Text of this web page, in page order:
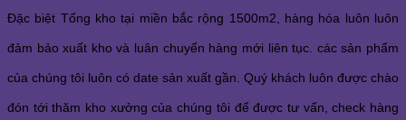
Đặc biệt Tổng kho tại miền bắc rộng 1500m2, hàng hóa luôn luôn
đảm bảo xuất kho và luân chuyển hàng mới liên tục. các sản phẩm
của chúng tôi luôn có date sản xuất gần. Quý khách luôn được chào
đón tới thăm kho xưởng của chúng tôi để được tư vấn, check hàng